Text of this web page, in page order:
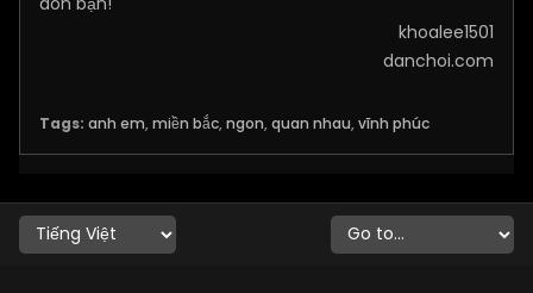
khoalee1501
danchoi.com
Tags: anh em, miền bắc, ngon, quan nhau, vĩnh phúc